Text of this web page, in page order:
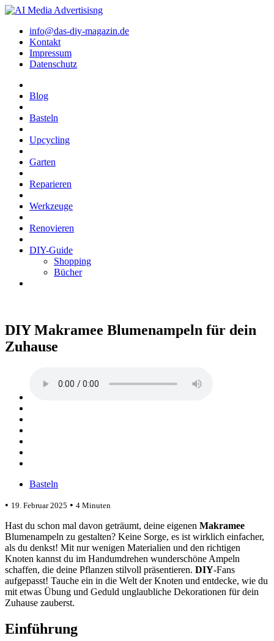
info@das-diy-magazin.de
Kontakt
Impressum
Datenschutz
Blog
Basteln
Upcycling
Garten
Reparieren
Werkzeuge
Renovieren
DIY-Guide
Shopping
Bücher
DIY Makramee Blumenampeln für dein
Zuhause
Basteln
• 19. Februar 2025 • 4 Minuten
Hast du schon mal davon geträumt, deine eigenen Makramee
Blumenampeln zu gestalten? Keine Sorge, es ist wirklich einfacher,
als du denkst! Mit nur wenigen Materialien und den richtigen
Knoten kannst du im Handumdrehen wunderschöne Ampeln
schaffen, die deine Pflanzen stilvoll präsentieren. DIY-Fans
aufgepasst! Tauche ein in die Welt der Knoten und entdecke, wie du
mit etwas Übung und Geduld unglaubliche Dekorationen für dein
Zuhause zauberst.
Einführung